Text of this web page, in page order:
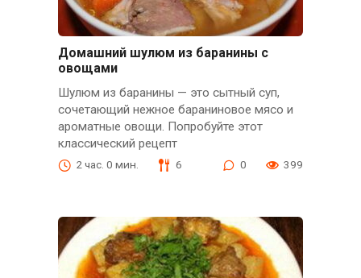
Домашний шулюм из баранины с
овощами
Шулюм из баранины — это сытный суп,
сочетающий нежное бараниновое мясо и
ароматные овощи. Попробуйте этот
классический рецепт
2 час. 0 мин. 6 0 399